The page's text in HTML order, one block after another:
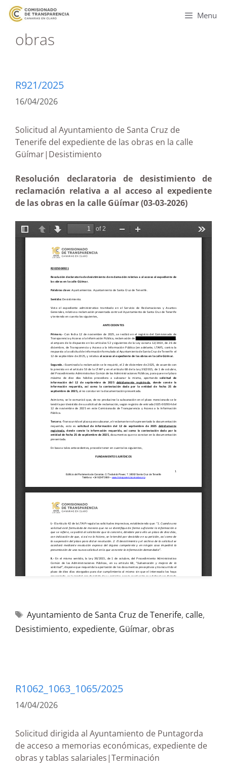
Menu
obras
R921/2025
16/04/2026
Solicitud al Ayuntamiento de Santa Cruz de
Tenerife del expediente de las obras en la calle
Güímar|Desistimiento
Resolución declaratoria de desistimiento de
reclamación relativa a al acceso al expediente
de las obras en la calle Güímar (03-03-2026)
Ayuntamiento de Santa Cruz de Tenerife, calle,
Desistimiento, expediente, Güímar, obras
R1062_1063_1065/2025
14/04/2026
Solicitud dirigida al Ayuntamiento de Puntagorda
de acceso a memorias económicas, expediente de
obras y tablas salariales|Terminación